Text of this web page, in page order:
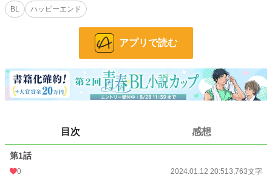
BL 31,415 位 / 31,415 件
文字数 32,826
更新日時 2024.01.13 19:06
2024.01.13 19:07
週間ポイント
BL
ハッピーエンド
アプリで読む
目次 感想
第1話
0 2024.01.12 20:513,763文字